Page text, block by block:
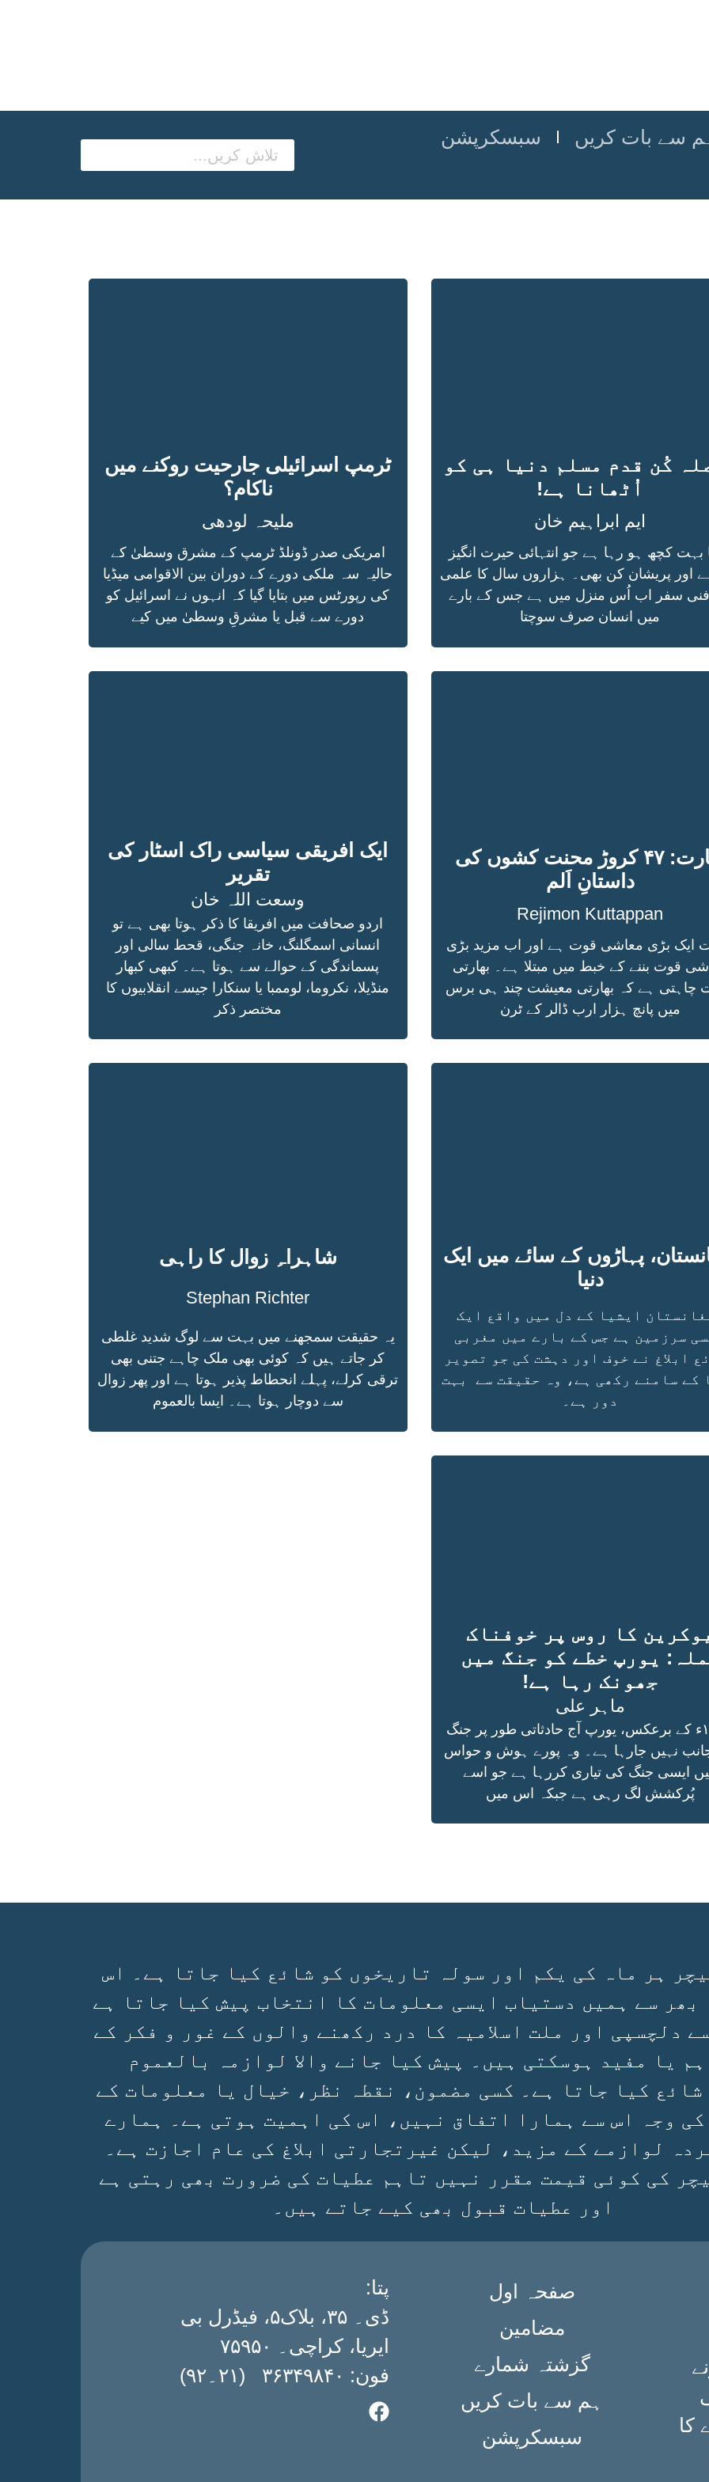
سبسکرپشن سے بات کریں
کُن قدم مسلم دنیا ہی کو
اُٹھانا ہے!
ایم ابراہیم خان
بہت کچھ ہو رہا ہے جو انتہائی حیرت انگیز
اور پریشان کن بھی۔ ہزاروں سال کا علمی
فنی سفر اب اُس منزل میں ہے جس کے بارے
میں انسان صرف سوچتا
ٹرمپ اسرائیلی جارحیت روکنے میں
ناکام؟
ملیحہ لودھی
امریکی صدر ڈونلڈ ٹرمپ کے مشرق وسطیٰ کے
حالیہ سہ ملکی دورے کے دوران بین الاقوامی میڈیا
کی رپورٹس میں بتایا گیا کہ انہوں نے اسرائیل کو
دورے سے قبل یا مشرقِ وسطیٰ میں کیے
بھارت: ۴۷ کروڑ محنت کشوں کی
داستانِ اَلم
Rejimon Kuttappan
ایک بڑی معاشی قوت ہے اور اب مزید بڑی
قوت بننے کے خبط میں مبتلا ہے۔ بھارتی
چاہتی ہے کہ بھارتی معیشت چند ہی برس
میں پانچ ہزار ارب ڈالر کے ٹرن
ایک افریقی سیاسی راک اسٹار کی
تقریر
وسعت اللہ خان
اردو صحافت میں افریقا کا ذکر ہوتا بھی ہے تو
انسانی اسمگلنگ، خانہ جنگی، قحط سالی اور
پسماندگی کے حوالے سے ہوتا ہے۔ کبھی کبھار
منڈیلا، نکروما، لوممبا یا سنکارا جیسے انقلابیوں کا
مختصر ذکر
پہاڑوں کے سائے میں ایک
دنیا
ایشیا کے دل میں واقع ایک
سرزمین ہے جس کے بارے میں مغربی
ابلاغ نے خوف اور دہشت کی جو تصویر
کے سامنے رکھی ہے، وہ حقیقت سے بہت
دور ہے۔
شاہراہِ زوال کا راہی
Stephan Richter
یہ حقیقت سمجھنے میں بہت سے لوگ شدید غلطی
کر جاتے ہیں کہ کوئی بھی ملک چاہے جتنی بھی
ترقی کرلے، پہلے انحطاط پذیر ہوتا ہے اور پھر زوال
سے دوچار ہوتا ہے۔ ایسا بالعموم
یوکرین کا روس پر خوفناک
یورپ خطے کو جنگ میں
جھونک رہا ہے!
ماہر علی
۱۹۱۴ء کے برعکس، یورپ آج حادثاتی طور پر جنگ
نہیں جارہا ہے۔ وہ پورے ہوش و حواس
ایسی جنگ کی تیاری کررہا ہے جو اسے
پُرکشش لگ رہی ہے جبکہ اس میں
ہر ماہ کی یکم اور سولہ تاریخوں کو شائع کیا جاتا ہے۔ اس
بھر سے ہمیں دستیاب ایسی معلومات کا انتخاب پیش کیا جاتا ہے
سے دلچسپی اور ملت اسلامیہ کا درد رکھنے والوں کے غور و فکر کے
یا مفید ہوسکتی ہیں۔ پیش کیا جانے والا لوازمہ بالعموم
شائع کیا جاتا ہے۔ کسی مضمون، نقطہ نظر، خیال یا معلومات کے
کی وجہ اس سے ہمارا اتفاق نہیں، اس کی اہمیت ہوتی ہے۔ ہمارے
لوازمے کے مزید، لیکن غیرتجارتی ابلاغ کی عام اجازت ہے۔
کی کوئی قیمت مقرر نہیں تاہم عطیات کی ضرورت بھی رہتی ہے
اور عطیات قبول بھی کیے جاتے ہیں۔
:پتا
ڈی۔ ۳۵، بلاک۵، فیڈرل بی
ایریا، کراچی۔ ۷۵۹۵۰
فون: ۳۶۳۴۹۸۴۰ (۲۱۔۹۲)
صفحہ اول
مضامین
گزشتہ شمارے
ہم سے بات کریں
سبسکرپشن
کا